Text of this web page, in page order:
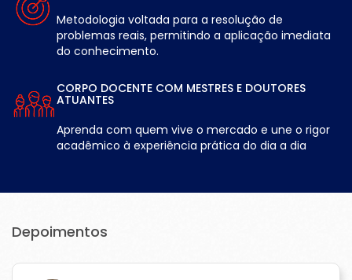
Metodologia voltada para a resolução de
problemas reais, permitindo a aplicação imediata
do conhecimento.
CORPO DOCENTE COM MESTRES E DOUTORES
ATUANTES
Aprenda com quem vive o mercado e une o rigor
acadêmico à experiência prática do dia a dia
Depoimentos